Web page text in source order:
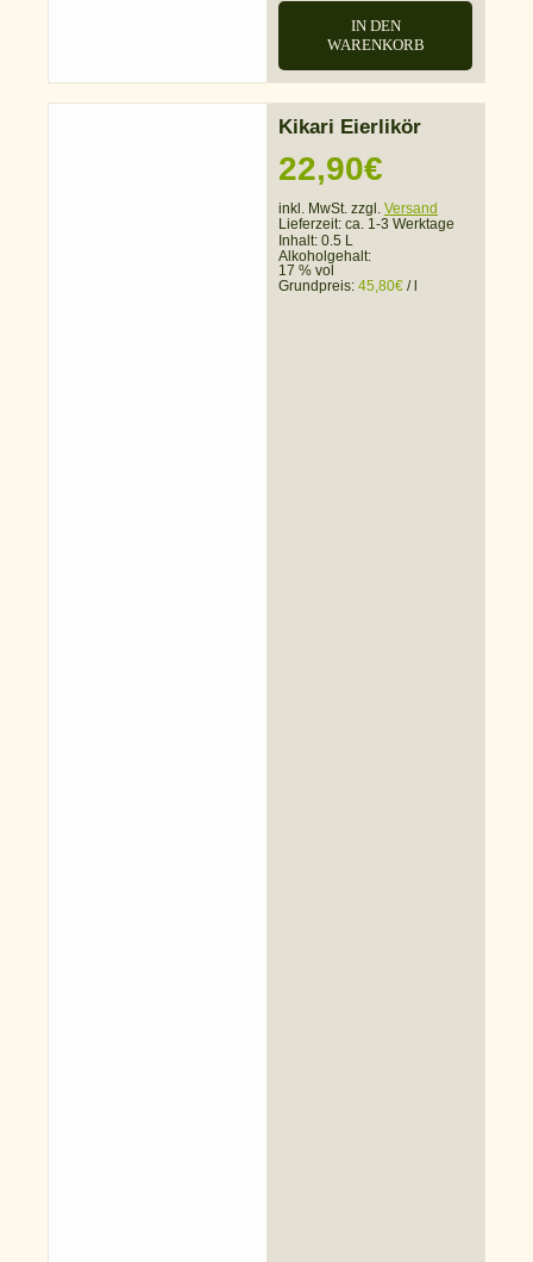
IN DEN
WARENKORB
Kikari Eierlikör
22,90€
inkl. MwSt. zzgl. Versand
Lieferzeit: ca. 1-3 Werktage
Inhalt: 0.5 L
Alkoholgehalt:
17 % vol
Grundpreis: 45,80€ /